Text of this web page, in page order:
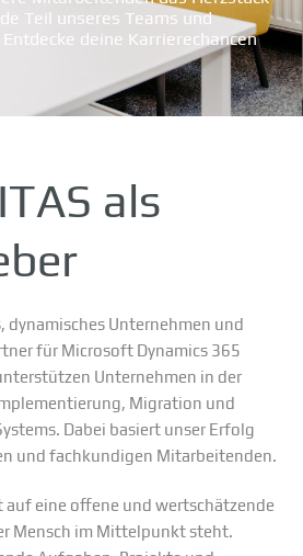
Teil unseres Teams und
deine Karrierechancen
als
dynamisches Unternehmen und
für Microsoft Dynamics 365
Unternehmen in der
Migration und
Dabei basiert unser Erfolg
und fachkundigen Mitarbeitenden.
auf eine offene und wertschätzende
Mensch im Mittelpunkt steht.